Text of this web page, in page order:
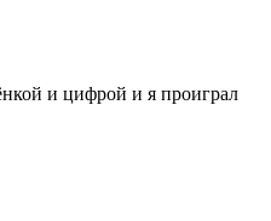
и цифрой и я проиграл